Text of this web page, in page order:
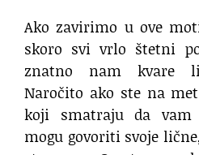
Ako zavirimo u ove
skoro svi vrlo štetni
znatno nam kvare
Naročito ako ste na
koji smatraju da
mogu govoriti svoje